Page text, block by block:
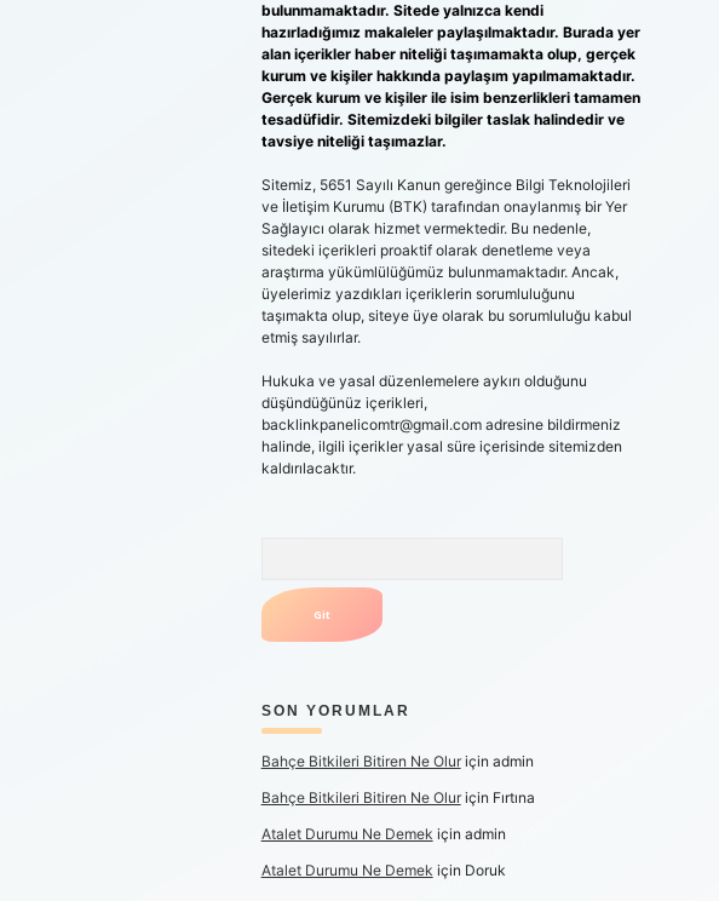
bulunmamaktadır. Sitede yalnızca kendi
hazırladığımız makaleler paylaşılmaktadır. Burada yer
alan içerikler haber niteliği taşımamakta olup, gerçek
kurum ve kişiler hakkında paylaşım yapılmamaktadır.
Gerçek kurum ve kişiler ile isim benzerlikleri tamamen
tesadüfidir. Sitemizdeki bilgiler taslak halindedir ve
tavsiye niteliği taşımazlar.
Sitemiz, 5651 Sayılı Kanun gereğince Bilgi Teknolojileri
ve İletişim Kurumu (BTK) tarafından onaylanmış bir Yer
Sağlayıcı olarak hizmet vermektedir. Bu nedenle,
sitedeki içerikleri proaktif olarak denetleme veya
araştırma yükümlülüğümüz bulunmamaktadır. Ancak,
üyelerimiz yazdıkları içeriklerin sorumluluğunu
taşımakta olup, siteye üye olarak bu sorumluluğu kabul
etmiş sayılırlar.
Hukuka ve yasal düzenlemelere aykırı olduğunu
düşündüğünüz içerikleri,
backlinkpanelicomtr@gmail.comadresine bildirmeniz
halinde, ilgili içerikler yasal süre içerisinde sitemizden
kaldırılacaktır.
SON YORUMLAR
Bahçe Bitkileri Bitiren Ne Oluriçin admin
Bahçe Bitkileri Bitiren Ne Oluriçin Fırtına
Atalet Durumu Ne Demek için admin
Atalet Durumu Ne Demek için Doruk